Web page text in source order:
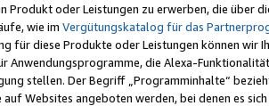
Produkt oder Leistungen zu erwerben, die über
wie im Vergütungskatalog für das
diese Produkte oder Leistungen können wir
die Alexa-
stellen. Der Begriff „Programminhalte“
Websites angeboten werden, bei denen es